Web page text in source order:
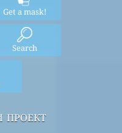
Get a mask!
Search